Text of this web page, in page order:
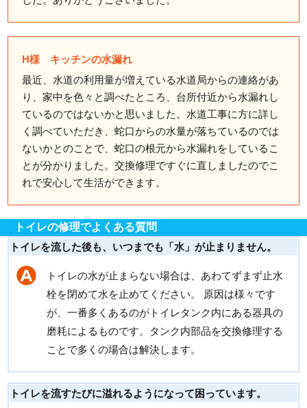
H様 キッチンの水漏れ
最近、水道の利用量が増えている水道局からの連絡があ
り、家中を色々と調べたところ、台所付近から水漏れし
ているのではないかと思いました。水道工事に方に詳し
く調べていただき、蛇口からの水量が落ちているのでは
ないかとのことで、蛇口の根元から水漏れをしているこ
とが分かりました。交換修理ですぐに直しましたのでこ
れで安心して生活ができます。
トイレの修理でよくある質問
トイレを流した後も、いつまでも「水」が止まりません。
トイレの水が止まらない場合は、あわてずまず止水
栓を閉めて水を止めてください。 原因は様々です
が、一番多くあるのがトイレタンク内にある器具の
磨耗によるものです。タンク内部品を交換修理する
ことで多くの場合は解決します。
トイレを流すたびに溢れるようになって困っています。